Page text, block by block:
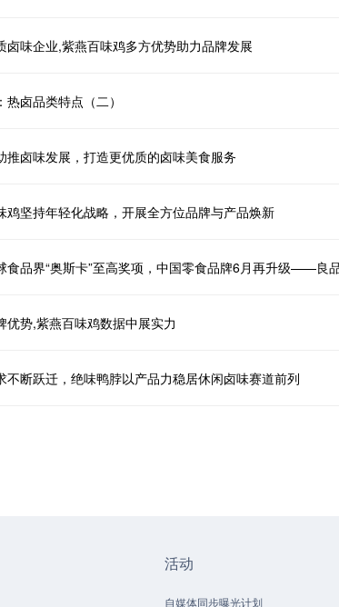
卤味企业,紫燕百味鸡多方优势助力品牌发展
热卤品类特点（二）
推卤味发展，打造更优质的卤味美食服务
鸡坚持年轻化战略，开展全方位品牌与产品焕新
优势,紫燕百味鸡数据中展实力
不断跃迁，绝味鸭脖以产品力稳居休闲卤味赛道前列
活动
自媒体同步曝光计划